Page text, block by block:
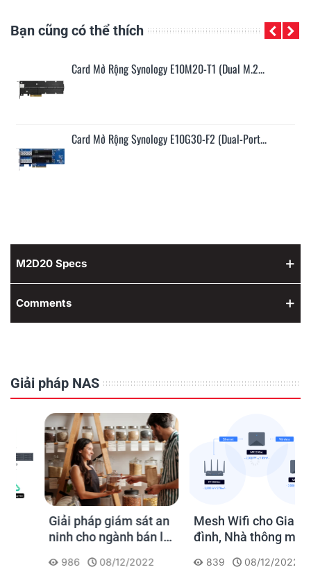
Bạn cũng có thể thích
Card Mở Rộng Synology E10M20-T1 (Dual M.2...
Card Mở Rộng Synology E10G30-F2 (Dual-Port...
M2D20 Specs
Comments
Giải pháp NAS
Giải pháp giám sát an
ninh cho ngành bán lẻ
986 08/12/2022
Mesh Wifi cho Gia
đình, Nhà thông minh
839 08/12/2022